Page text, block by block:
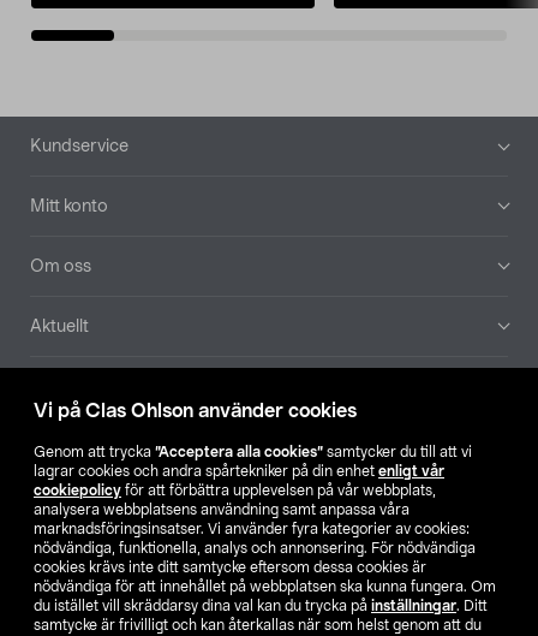
Vi på Clas Ohlson använder cookies
Genom att trycka ”Acceptera alla cookies” samtycker du till att vi
lagrar cookies och andra spårtekniker på din enhet enligt vår
cookiepolicy för att förbättra upplevelsen på vår webbplats,
analysera webbplatsens användning samt anpassa våra
marknadsföringsinsatser. Vi använder fyra kategorier av cookies:
nödvändiga, funktionella, analys och annonsering. För nödvändiga
cookies krävs inte ditt samtycke eftersom dessa cookies är
nödvändiga för att innehållet på webbplatsen ska kunna fungera. Om
du istället vill skräddarsy dina val kan du trycka på inställningar. Ditt
samtycke är frivilligt och kan återkallas när som helst genom att du
Sidfot
Kundservice
Mitt konto
Om oss
Aktuellt
Hitta butik
SE NO FI